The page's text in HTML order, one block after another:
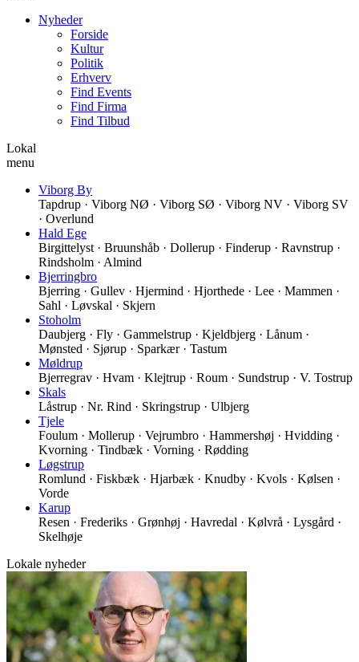
Nyheder
Forside
Kultur
Politik
Erhverv
Find Events
Find Firma
Find Tilbud
Lokal
menu
Viborg By
Tapdrup · Viborg NØ · Viborg SØ · Viborg NV · Viborg SV
· Overlund
Hald Ege
Birgittelyst · Bruunshåb · Dollerup · Finderup · Ravnstrup ·
Rindsholm · Almind
Bjerringbro
Bjerring · Gullev · Hjermind · Hjorthede · Lee · Mammen ·
Sahl · Løvskal · Skjern
Stoholm
Daubjerg · Fly · Gammelstrup · Kjeldbjerg · Lånum ·
Mønsted · Sjørup · Sparkær · Tastum
Møldrup
Bjerregrav · Hvam · Klejtrup · Roum · Sundstrup · V. Tostrup
Skals
Låstrup · Nr. Rind · Skringstrup · Ulbjerg
Tjele
Foulum · Mollerup · Vejrumbro · Hammershøj · Hvidding ·
Kvorning · Tindbæk · Vorning · Rødding
Løgstrup
Romlund · Fiskbæk · Hjarbæk · Knudby · Kvols · Kølsen ·
Vorde
Karup
Resen · Frederiks · Grønhøj · Havredal · Kølvrå · Lysgård ·
Skelhøje
Lokale nyheder